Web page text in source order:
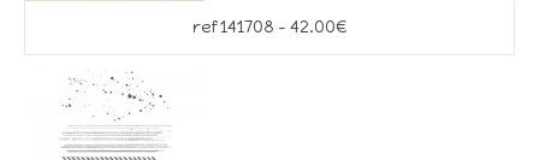
ref 141708 – 42.00€